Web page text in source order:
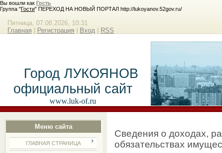
Вы вошли как Гость
Группа "Гости" ПЕРЕХОД НА НОВЫЙ ПОРТАЛ http://lukoyanov.52gov.ru/
Пятница, 07.08.2026, 10:31
Главная
Регистрация Вход RSS
Город ЛУКОЯНОВ
официальный сайт
www.luk-of.ru
Меню сайта
ГЛАВНАЯ СТРАНИЦА
Сведения о доходах,
обязательствах